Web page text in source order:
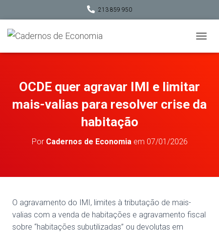
213 859 950
L
R
OCDE quer agravar IMI e limitar
mais-valias para resolver crise da
habitação
Por Cadernos de Economiaem 07/01/2026
O agravamento do IMI, limites à tributação de mais-
valias com a venda de habitações e agravamento fiscal
sobre “habitações subutilizadas” ou devolutas em